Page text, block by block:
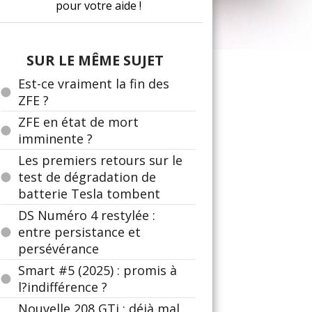
pour votre aide !
SUR LE MÊME SUJET
Est-ce vraiment la fin des
ZFE ?
ZFE en état de mort
imminente ?
Les premiers retours sur le
test de dégradation de
batterie Tesla tombent
DS Numéro 4 restylée :
entre persistance et
persévérance
Smart #5 (2025) : promis à
l?indifférence ?
Nouvelle 208 GTi : déjà mal